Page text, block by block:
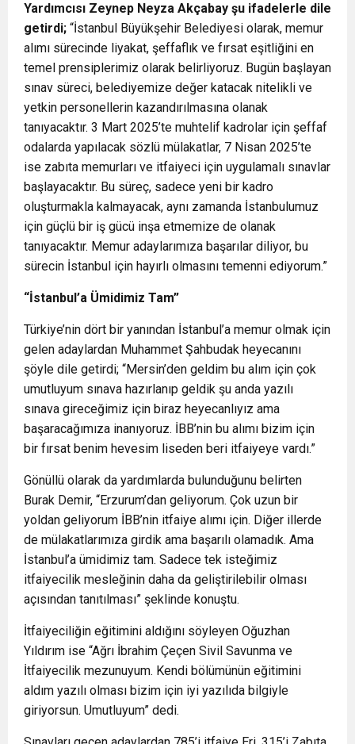
Yardımcısı Zeynep Neyza Akçabay şu ifadelerle dile
getirdi; “İstanbul Büyükşehir Belediyesi olarak, memur
alımı sürecinde liyakat, şeffaflık ve fırsat eşitliğini en
temel prensiplerimiz olarak belirliyoruz. Bugün başlayan
sınav süreci, belediyemize değer katacak nitelikli ve
yetkin personellerin kazandırılmasına olanak
tanıyacaktır. 3 Mart 2025’te muhtelif kadrolar için şeffaf
odalarda yapılacak sözlü mülakatlar, 7 Nisan 2025’te
ise zabıta memurları ve itfaiyeci için uygulamalı sınavlar
başlayacaktır. Bu süreç, sadece yeni bir kadro
oluşturmakla kalmayacak, aynı zamanda İstanbulumuz
için güçlü bir iş gücü inşa etmemize de olanak
tanıyacaktır. Memur adaylarımıza başarılar diliyor, bu
sürecin İstanbul için hayırlı olmasını temenni ediyorum.”
“İstanbul’a Ümidimiz Tam”
Türkiye’nin dört bir yanından İstanbul’a memur olmak için
gelen adaylardan Muhammet Şahbudak heyecanını
şöyle dile getirdi; “Mersin’den geldim bu alım için çok
umutluyum sınava hazırlanıp geldik şu anda yazılı
sınava gireceğimiz için biraz heyecanlıyız ama
başaracağımıza inanıyoruz. İBB’nin bu alımı bizim için
bir fırsat benim hevesim liseden beri itfaiyeye vardı.”
Gönüllü olarak da yardımlarda bulunduğunu belirten
Burak Demir, “Erzurum’dan geliyorum. Çok uzun bir
yoldan geliyorum İBB’nin itfaiye alımı için. Diğer illerde
de mülakatlarımıza girdik ama başarılı olamadık. Ama
İstanbul’a ümidimiz tam. Sadece tek isteğimiz
itfaiyecilik mesleğinin daha da geliştirilebilir olması
açısından tanıtılması” şeklinde konuştu.
İtfaiyeciliğin eğitimini aldığını söyleyen Oğuzhan
Yıldırım ise “Ağrı İbrahim Çeçen Sivil Savunma ve
İtfaiyecilik mezunuyum. Kendi bölümünün eğitimini
aldım yazılı olması bizim için iyi yazılıda bilgiyle
giriyorsun. Umutluyum” dedi.